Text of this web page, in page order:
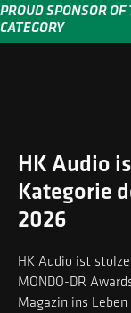
PROUD SPONSOR
CATEGORY
HK Audio
Kategorie
2026
HK Audio ist
MONDO-DR
Magazin ins